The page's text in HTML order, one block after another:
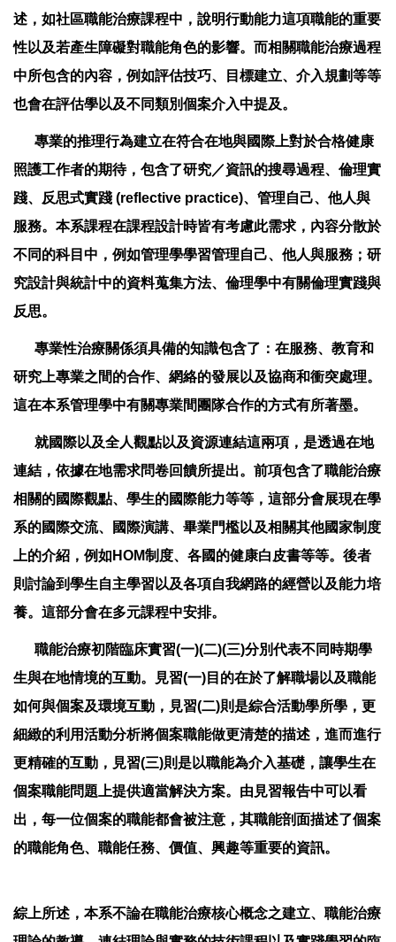
述，如社區職能治療課程中，說明行動能力這項職能的重要
性以及若產生障礙對職能角色的影響。而相關職能治療過程
中所包含的內容，例如評估技巧、目標建立、介入規劃等等
也會在評估學以及不同類別個案介入中提及。
專業的推理行為建立在符合在地與國際上對於合格健康
照護工作者的期待，包含了研究／資訊的搜尋過程、倫理實
踐、反思式實踐 (reflective practice)、管理自己、他人與
服務。本系課程在課程設計時皆有考慮此需求，內容分散於
不同的科目中，例如管理學學習管理自己、他人與服務；研
究設計與統計中的資料蒐集方法、倫理學中有關倫理實踐與
反思。
專業性治療關係須具備的知識包含了：在服務、教育和
研究上專業之間的合作、網絡的發展以及協商和衝突處理。
這在本系管理學中有關專業間團隊合作的方式有所著墨。
就國際以及全人觀點以及資源連結這兩項，是透過在地
連結，依據在地需求問卷回饋所提出。前項包含了職能治療
相關的國際觀點、學生的國際能力等等，這部分會展現在學
系的國際交流、國際演講、畢業門檻以及相關其他國家制度
上的介紹，例如HOM制度、各國的健康白皮書等等。後者
則討論到學生自主學習以及各項自我網路的經營以及能力培
養。這部分會在多元課程中安排。
職能治療初階臨床實習(一)(二)(三)分別代表不同時期學
生與在地情境的互動。見習(一)目的在於了解職場以及職能
如何與個案及環境互動，見習(二)則是綜合活動學所學，更
細緻的利用活動分析將個案職能做更清楚的描述，進而進行
更精確的互動，見習(三)則是以職能為介入基礎，讓學生在
個案職能問題上提供適當解決方案。由見習報告中可以看
出，每一位個案的職能都會被注意，其職能剖面描述了個案
的職能角色、職能任務、價值、興趣等重要的資訊。
綜上所述，本系不論在職能治療核心概念之建立、職能治療